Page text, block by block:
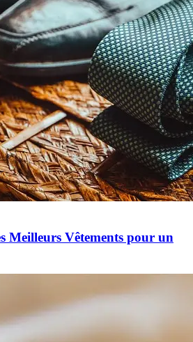
Meilleurs Vêtements pour un